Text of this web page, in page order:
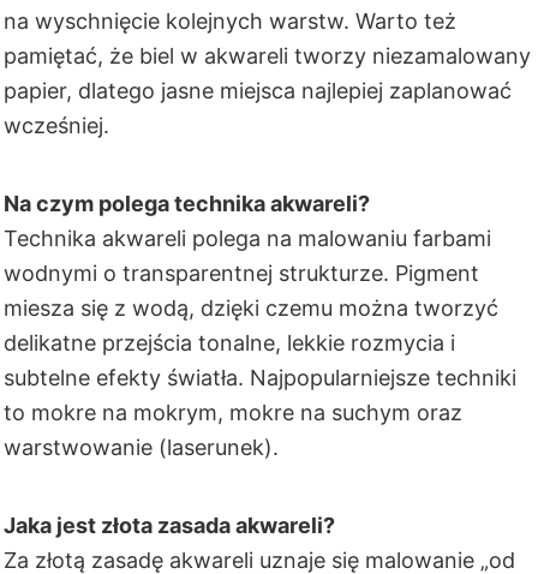
na wyschnięcie kolejnych warstw. Warto też
pamiętać, że biel w akwareli tworzy niezamalowany
papier, dlatego jasne miejsca najlepiej zaplanować
wcześniej.
Na czym polega technika akwareli?
Technika akwareli polega na malowaniu farbami
wodnymi o transparentnej strukturze. Pigment
miesza się z wodą, dzięki czemu można tworzyć
delikatne przejścia tonalne, lekkie rozmycia i
subtelne efekty światła. Najpopularniejsze techniki
to mokre na mokrym, mokre na suchym oraz
warstwowanie (laserunek).
Jaka jest złota zasada akwareli?
Za złotą zasadę akwareli uznaje się malowanie „od